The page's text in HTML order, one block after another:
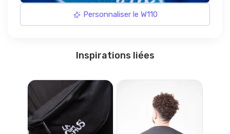
Personnaliser le W110
Inspirations liées